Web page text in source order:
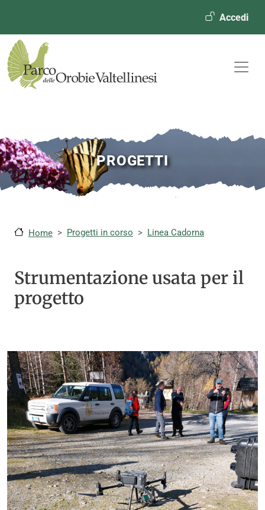
Menù
Accedi
PROGETTI
Home Progetti in corso Linea Cadorna
Strumentazione usata per il
progetto